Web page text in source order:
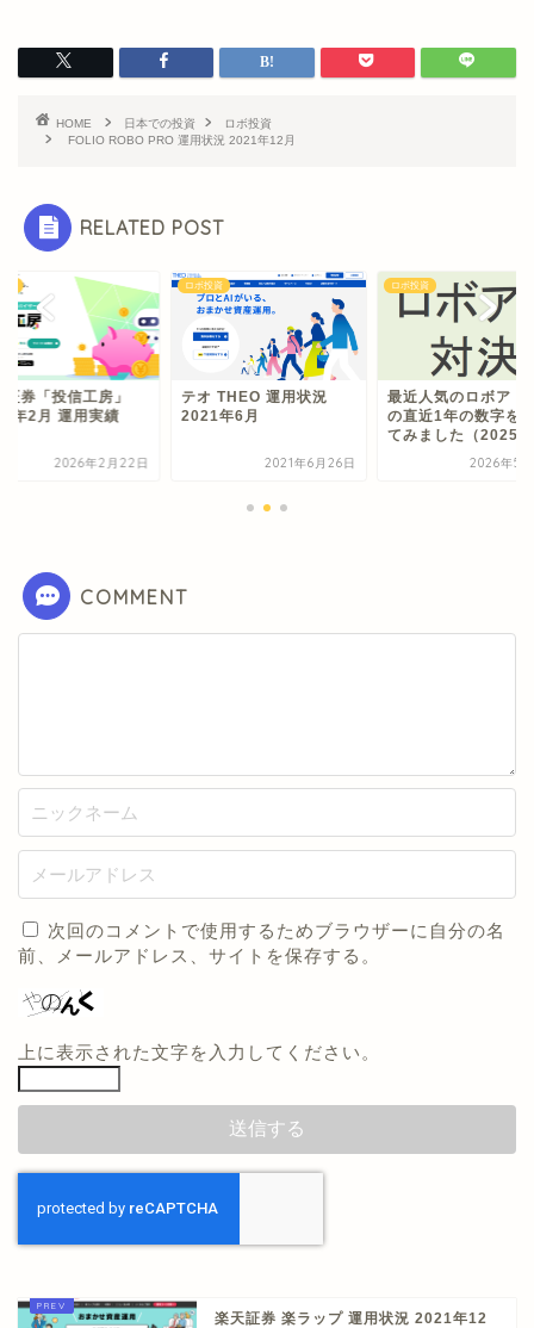
HOME 日本での投資
ロボ投資
FOLIO ROBO PRO 運用状況 2021年12月
RELATED POST
証券「投信工房」
年2月 運用実績
2026年2月22日
ロボ投資
テオ THEO 運用状況
2021年6月
2021年6月26日
ロボ投資
最近人気のロボアド
の直近1年の数字を
てみました（2025
2026年5
COMMENT
次回のコメントで使用するためブラウザーに自分の名
前、メールアドレス、サイトを保存する。
上に表示された文字を入力してください。
楽天証券 楽ラップ 運用状況 2021年12